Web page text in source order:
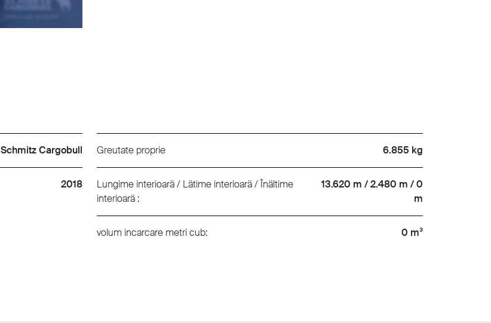
Schmitz Cargobull
2018
Greutate proprie 6.855 kg
Lungime interioarä / Lätime interioarä / Înältime
interioarä :
13.620 m / 2.480 m / 0
m
volum incarcare metri cub: 0 m³